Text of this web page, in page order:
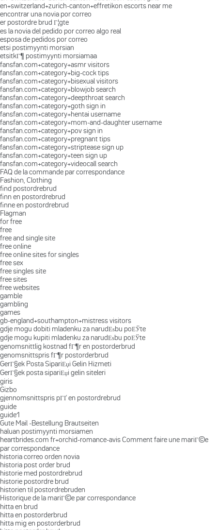
en+switzerland+zurich-canton+effretikon escorts near me
encontrar una novia por correo
er postordre brud Г¦gte
es la novia del pedido por correo algo real
esposa de pedidos por correo
etsi postimyynti morsian
etsitkГ¶ postimyynti morsiamaa
fansfan.com+category+asmr visitors
fansfan.com+category+big-cock tips
fansfan.com+category+bisexual visitors
fansfan.com+category+blowjob search
fansfan.com+category+deepthroat search
fansfan.com+category+goth sign in
fansfan.com+category+hentai username
fansfan.com+category+mom-and-daughter username
fansfan.com+category+pov sign in
fansfan.com+category+pregnant tips
fansfan.com+category+striptease sign up
fansfan.com+category+teen sign up
fansfan.com+category+videocall search
FAQ de la commande par correspondance
Fashion, Clothing
find postordrebrud
finn en postordrebrud
finne en postordrebrud
Flagman
for free
free
free and single site
free online
free online sites for singles
free sex
free singles site
free sites
free websites
gamble
gambling
games
gb-england+southampton+mistress visitors
gdje mogu dobiti mladenku za narudЕѕbu poЕЎte
gdje mogu kupiti mladenku za narudЕѕbu poЕЎte
genomsnittlig kostnad fГ¶r en postorderbrud
genomsnittspris fГ¶r postorderbrud
GerГ§ek Posta SipariЕџi Gelin Hizmeti
GerГ§ek posta sipariЕџi gelin siteleri
giris
Gizbo
gjennomsnittspris pГҐ en postordrebrud
guide
guide1
Gute Mail -Bestellung Brautseiten
haluan postimyynti morsiamen
heartbrides.com fr+orchid-romance-avis Comment faire une mariГ©e
par correspondance
historia correo orden novia
historia post order brud
historie med postordrebrud
historie postordre brud
historien til postordrebruden
Historique de la mariГ©e par correspondance
hitta en brud
hitta en postorderbrud
hitta mig en postorderbrud